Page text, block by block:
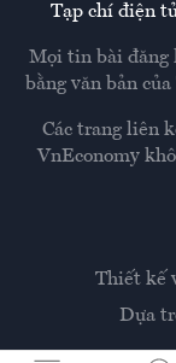
Thiết kế
Dựa
Tạp chí điện
Mọi tin bài đăng
bằng văn bản của
Các trang liên
VnEconomy